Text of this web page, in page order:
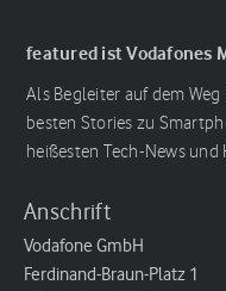
featured ist Vodafones
Als Begleiter auf dem
besten Stories zu
heißesten Tech-News
Anschrift
Vodafone GmbH
Ferdinand-Braun-Platz 1